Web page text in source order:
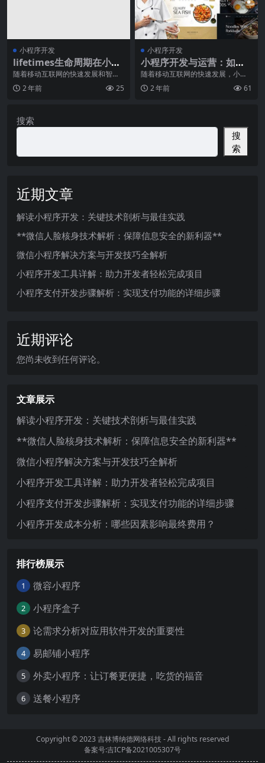
小程序开发
lifetimes生命周期在小程
序中的应用
随着移动互联网的快速发展和智能
设备的普及，小程序越来越受到人
们的喜爱和广泛应用。
2 年前 25
小程序开发
小程序开发与运营：如何
实现高效协同
随着移动互联网的快速发展，小程
序已经成为了各行各业的重要数字
化转型工具。小程序开
2 年前 61
搜索
搜
索
近期文章
解读小程序开发：关键技术剖析与最佳实践
**微信人脸核身技术解析：保障信息安全的新利器**
微信小程序解决方案与开发技巧全解析
小程序开发工具详解：助力开发者轻松完成项目
小程序支付开发步骤解析：实现支付功能的详细步骤
近期评论
您尚未收到任何评论。
文章展示
解读小程序开发：关键技术剖析与最佳实践
**微信人脸核身技术解析：保障信息安全的新利器**
微信小程序解决方案与开发技巧全解析
小程序开发工具详解：助力开发者轻松完成项目
小程序支付开发步骤解析：实现支付功能的详细步骤
小程序开发成本分析：哪些因素影响最终费用？
排行榜展示
1 微容小程序
2 小程序盒子
3 论需求分析对应用软件开发的重要性
4 易邮铺小程序
5 外卖小程序：让订餐更便捷，吃货的福音
6 送餐小程序
Copyright © 2023吉林博纳德网络科技- All rights reserved
备案号:吉ICP备2021005307号